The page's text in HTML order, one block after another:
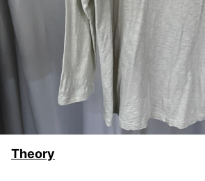
Theory